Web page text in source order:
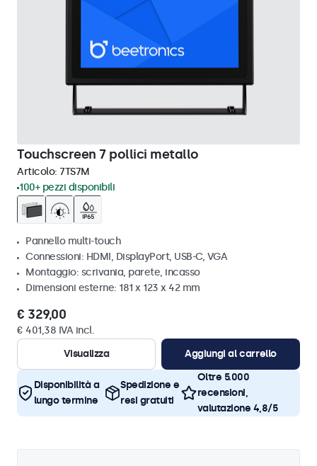
Touchscreen 7 pollici metallo
Articolo: 7TS7M
100+ pezzi disponibili
Pannello multi-touch
Connessioni: HDMI, DisplayPort, USB-C, VGA
Montaggio: scrivania, parete, incasso
Dimensioni esterne: 181 x 123 x 42 mm
€ 329,00
€ 401,38 IVA incl.
Visualizza
Aggiungi al carrello
Disponibilità a
lungo termine
Spedizione e
resi gratuiti
Oltre 5.000
recensioni,
valutazione 4,8/5